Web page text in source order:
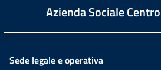
Azienda Sociale
Sede legale e operativa